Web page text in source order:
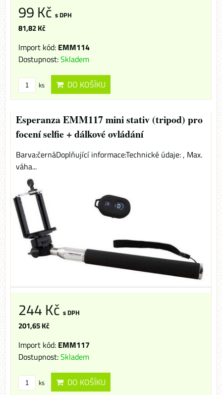
99 Kč s DPH
81,82 Kč
Import kód: EMM114
Dostupnost:Skladem
ks DO KOŠÍKU
Esperanza EMM117 mini stativ (tripod) pro
focení selfie + dálkové ovládání
Barva:černáDoplňující informace:Technické údaje: , Max.
váha...
244 Kč s DPH
201,65 Kč
Import kód: EMM117
Dostupnost:Skladem
ks DO KOŠÍKU